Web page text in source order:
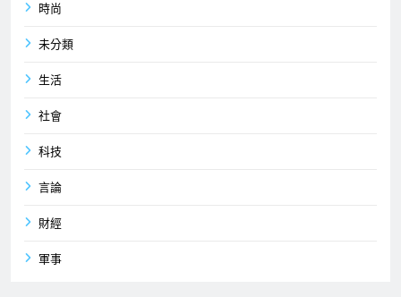
時尚
未分類
生活
社會
科技
言論
財經
軍事